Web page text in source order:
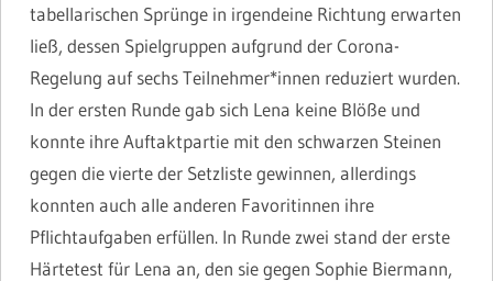
tabellarischen Sprünge in irgendeine Richtung erwarten
ließ, dessen Spielgruppen aufgrund der Corona-
Regelung auf sechs Teilnehmer*innen reduziert wurden.
In der ersten Runde gab sich Lena keine Blöße und
konnte ihre Auftaktpartie mit den schwarzen Steinen
gegen die vierte der Setzliste gewinnen, allerdings
konnten auch alle anderen Favoritinnen ihre
Pflichtaufgaben erfüllen. In Runde zwei stand der erste
Härtetest für Lena an, den sie gegen Sophie Biermann,